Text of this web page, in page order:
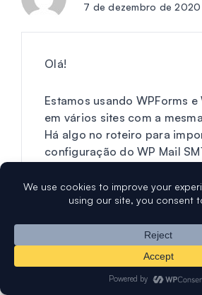
7 de dezembro de
Olá!
Estamos usando WPForms e
em vários sites com a
Há algo no roteiro para
configuração do WP Mail
CI/CD.
Com os melhores